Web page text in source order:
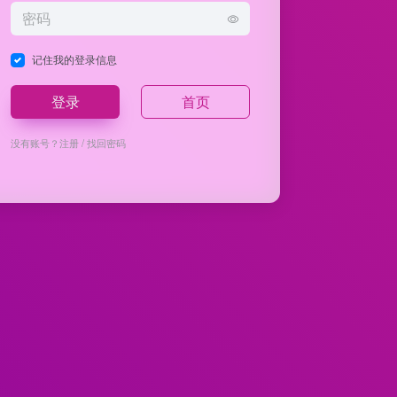
记住我的登录信息
登录 首页
没有账号？注册/找回密码